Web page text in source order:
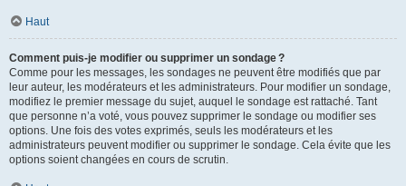
Haut
Comment puis-je modifier ou supprimer un sondage ?
Comme pour les messages, les sondages ne peuvent être modifiés que par
leur auteur, les modérateurs et les administrateurs. Pour modifier un sondage,
modifiez le premier message du sujet, auquel le sondage est rattaché. Tant
que personne n’a voté, vous pouvez supprimer le sondage ou modifier ses
options. Une fois des votes exprimés, seuls les modérateurs et les
administrateurs peuvent modifier ou supprimer le sondage. Cela évite que les
options soient changées en cours de scrutin.